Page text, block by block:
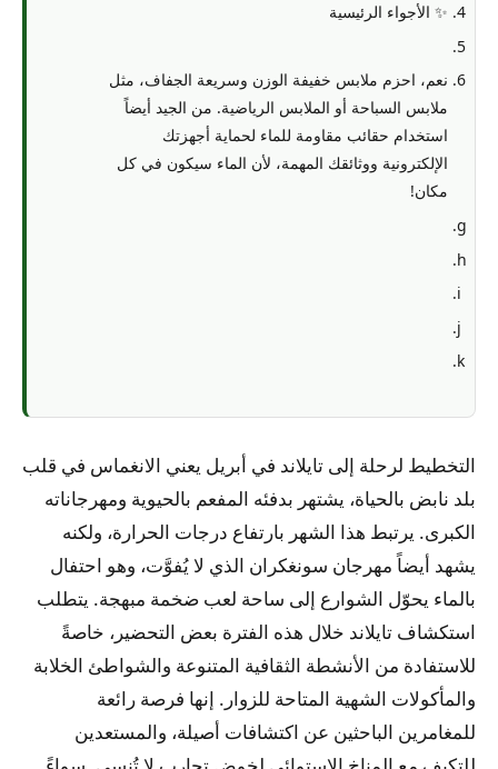
✨ الأجواء الرئيسية
نعم، احزم ملابس خفيفة الوزن وسريعة الجفاف، مثل
ملابس السباحة أو الملابس الرياضية. من الجيد أيضاً
استخدام حقائب مقاومة للماء لحماية أجهزتك
الإلكترونية ووثائقك المهمة، لأن الماء سيكون في كل
مكان!
التخطيط لرحلة إلى تايلاند في أبريل يعني الانغماس في قلب
بلد نابض بالحياة، يشتهر بدفئه المفعم بالحيوية ومهرجاناته
الكبرى. يرتبط هذا الشهر بارتفاع درجات الحرارة، ولكنه
يشهد أيضاً مهرجان سونغكران الذي لا يُفوَّت، وهو احتفال
بالماء يحوّل الشوارع إلى ساحة لعب ضخمة مبهجة. يتطلب
استكشاف تايلاند خلال هذه الفترة بعض التحضير، خاصةً
للاستفادة من الأنشطة الثقافية المتنوعة والشواطئ الخلابة
والمأكولات الشهية المتاحة للزوار. إنها فرصة رائعة
للمغامرين الباحثين عن اكتشافات أصيلة، والمستعدين